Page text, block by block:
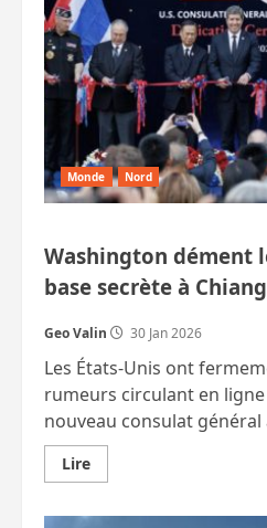
Monde Nord
Washington dément
base secrète à
Geo Valin 30 Jan 2026
Les États-Unis ont
rumeurs circulant en
nouveau consulat général
LireEn
savoir